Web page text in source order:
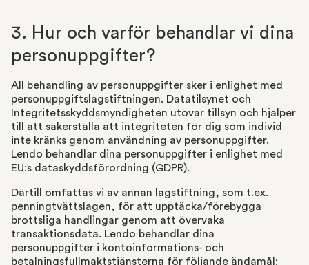
3. Hur och varför behandlar vi dina
personuppgifter?
All behandling av personuppgifter sker i enlighet med
personuppgiftslagstiftningen. Datatilsynet och
Integritetsskyddsmyndigheten utövar tillsyn och hjälper
till att säkerställa att integriteten för dig som individ
inte kränks genom användning av personuppgifter.
Lendo behandlar dina personuppgifter i enlighet med
EU:s dataskyddsförordning (GDPR).
Därtill omfattas vi av annan lagstiftning, som t.ex.
penningtvättslagen, för att upptäcka/förebygga
brottsliga handlingar genom att övervaka
transaktionsdata. Lendo behandlar dina
personuppgifter i kontoinformations- och
betalningsfullmaktstjänsterna för följande ändamål: